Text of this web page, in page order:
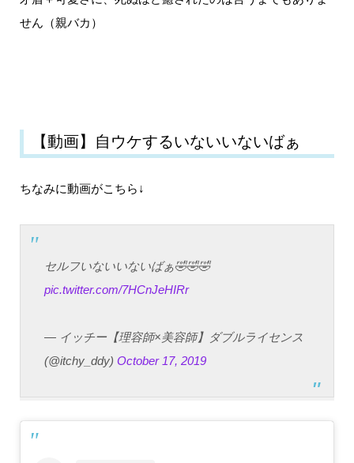
せん（親バカ）
【動画】自ウケするいないいないばぁ
ちなみに動画がこちら↓
セルフいないいないばぁ🤣🤣🤣
pic.twitter.com/7HCnJeHIRr
— イッチー【理容師×美容師】ダブルライセンス
(@itchy_ddy) October 17, 2019